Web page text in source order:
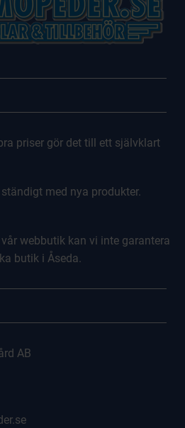
priser gör det till ett självklart
med nya produkter.
webbutik kan vi inte garantera
butik i Åseda.
AB